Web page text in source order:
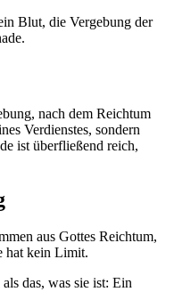
Blut, die Vergebung der
nach dem Reichtum
Verdienstes, sondern
ist überfließend reich,
aus Gottes Reichtum,
hat kein Limit.
das, was sie ist: Ein